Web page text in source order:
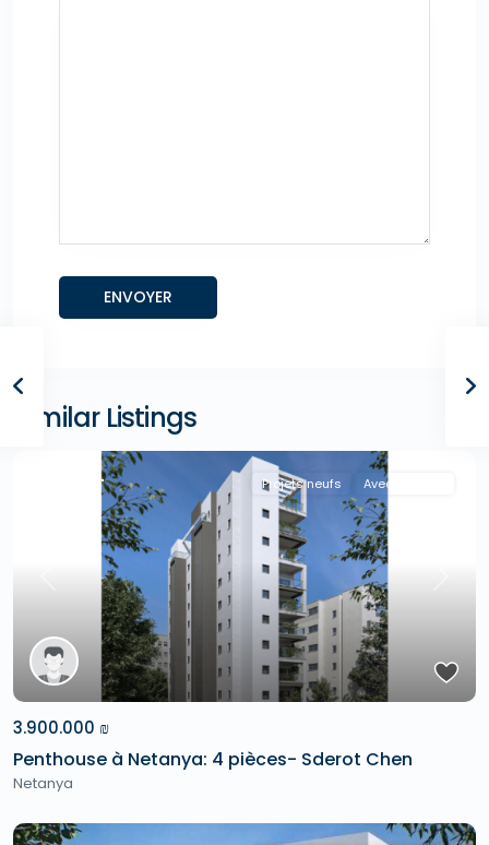
Similar Listings
Previous
"A la Une !" Projets neufs Avec Agence
3.900.000 ₪
Penthouse à Netanya: 4 pièces- Sderot Chen
Netanya